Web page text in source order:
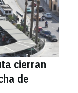
cierran
de